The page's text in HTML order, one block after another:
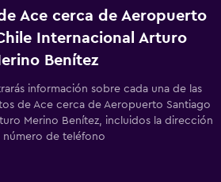
Ace cerca de Aeropuerto
Internacional Arturo
Benítez
información sobre cada una de las
de Ace cerca de Aeropuerto Santiago
Merino Benítez, incluidos la dirección
número de teléfono